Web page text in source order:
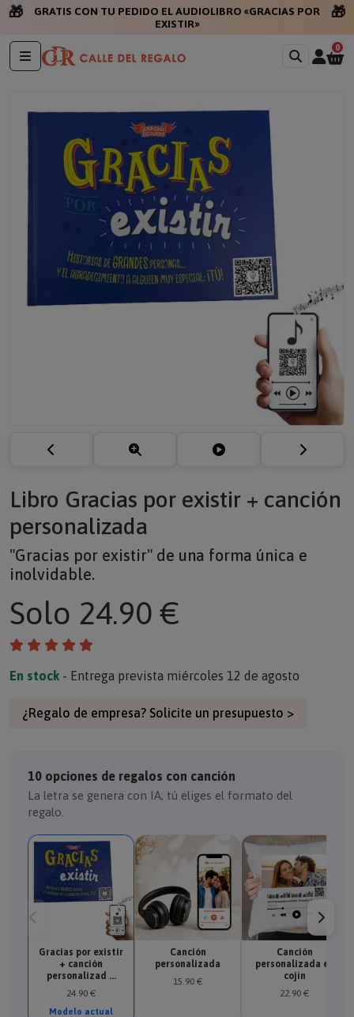
🎁
GRATIS CON TU PEDIDO EL AUDIOLIBRO «GRACIAS POR
EXISTIR»
🎁
0
Libro Gracias por existir + canción
personalizada
"Gracias por existir" de una forma única e
inolvidable.
Solo 24.90 €
En stock - Entrega prevista miércoles 12 de agosto
¿Regalo de empresa? Solicite un presupuesto >
10 opciones de regalos con canción
La letra se genera con IA; tú eliges el formato del
regalo.
Gracias por existir
+ canción
personalizad ...
24.90 €
Modelo actual
Canción
personalizada
15.90 €
Canción
personalizada en
cojín
22.90 €